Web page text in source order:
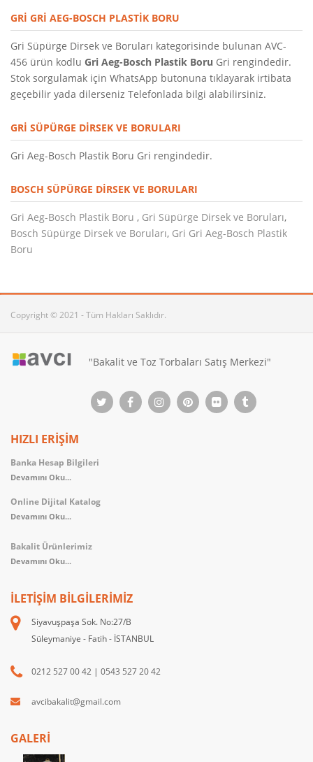
GRI GRI AEG-BOSCH PLASTIK BORU
Gri Süpürge Dirsek ve Boruları kategorisinde bulunan AVC-
456 ürün kodlu Gri Aeg-Bosch Plastik Boru Gri rengindedir.
Stok sorgulamak için WhatsApp butonuna tıklayarak irtibata
geçebilir yada dilerseniz Telefonlada bilgi alabilirsiniz.
GRI SÜPÜRGE DIRSEK VE BORULARI
Gri Aeg-Bosch Plastik Boru Gri rengindedir.
BOSCH SÜPÜRGE DIRSEK VE BORULARI
Gri Aeg-Bosch Plastik Boru , Gri Süpürge Dirsek ve Boruları,
Bosch Süpürge Dirsek ve Boruları, Gri Gri Aeg-Bosch Plastik
Boru
Copyright © 2021 - Tüm Hakları Saklıdır.
"Bakalit ve Toz Torbaları Satış Merkezi"
HIZLI ERİŞİM
Banka Hesap Bilgileri
Devamını Oku...
Online Dijital Katalog
Devamını Oku...
Bakalit Ürünlerimiz
Devamını Oku...
İLETIŞIM BILGILERIMIZ
Siyavuşpaşa Sok. No:27/B
Süleymaniye - Fatih - İSTANBUL
0212 527 00 42 | 0543 527 20 42
avcibakalit@gmail.com
GALERİ